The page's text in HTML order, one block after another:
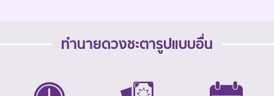
ทำนายดวงชะตารูปแบบอื่น